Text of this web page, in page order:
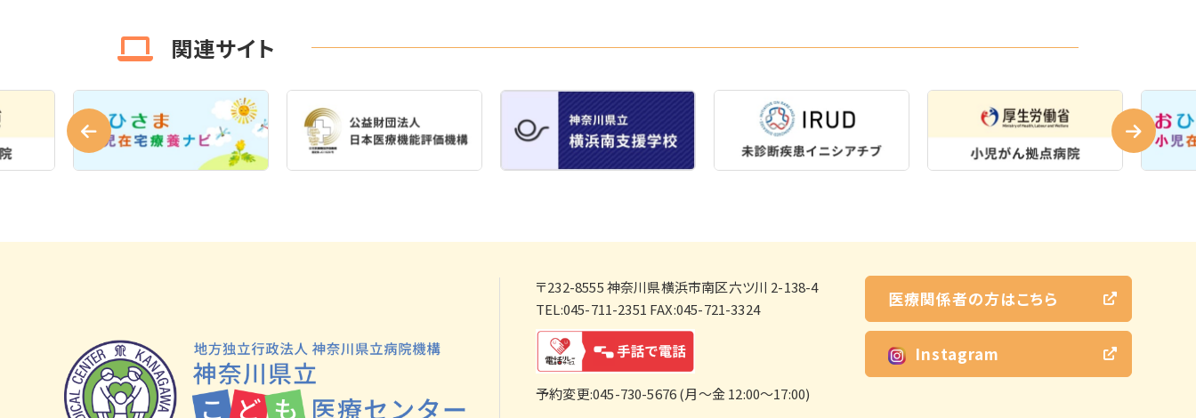
関連サイト
〒232-8555神奈川県横浜市南区六ツ川 2-138-4
TEL:045-711-2351 FAX:045-721-3324
予約変更:045-730-5676 (月～金 12:00～17:00)
医療関係者の方はこちら
Instagram